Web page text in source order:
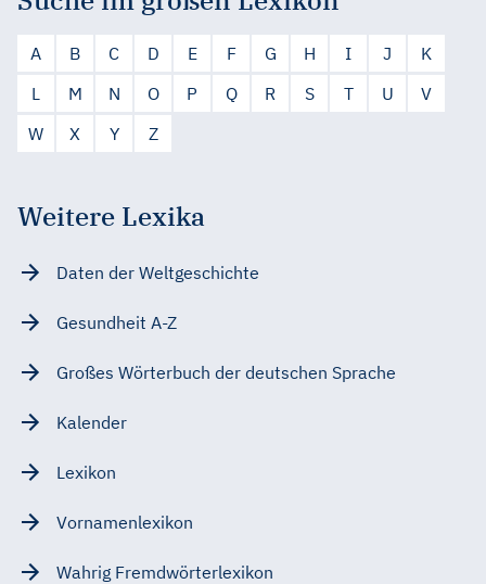
A B C D E F G H I J
K
L
M N O P Q R S T U
V
W
X Y Z
Weitere Lexika
Daten der Weltgeschichte
Gesundheit A-Z
Großes Wörterbuch der deutschen Sprache
Kalender
Lexikon
Vornamenlexikon
Wahrig Fremdwörterlexikon